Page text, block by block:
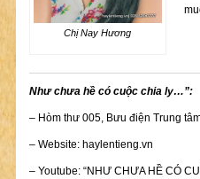
Chị Nay Hương
Như chưa hề có cuộc chia ly…”:
– Hòm thư 005, Bưu điện Trung
– Website: haylentieng.vn
– Youtube: “NHƯ CHƯA HỀ CÓ